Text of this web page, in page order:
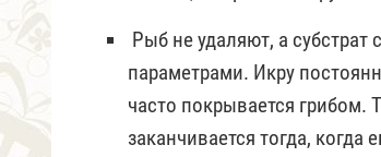
Рыб не удаляют, а
параметрами. Икру
часто покрывается
заканчивается тогда,